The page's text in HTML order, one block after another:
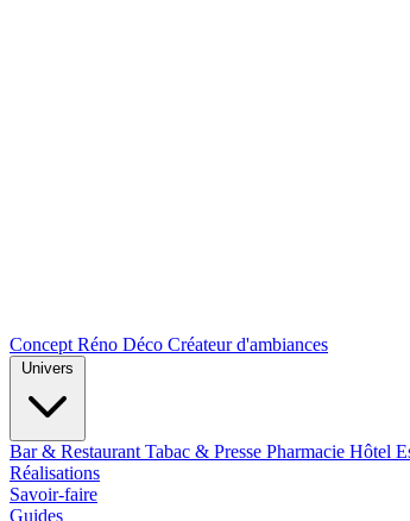
Concept Réno Déco Créateur d'ambiances
Bar & Restaurant Tabac & Presse Pharmacie Hôtel
Réalisations
Savoir-faire
Guides